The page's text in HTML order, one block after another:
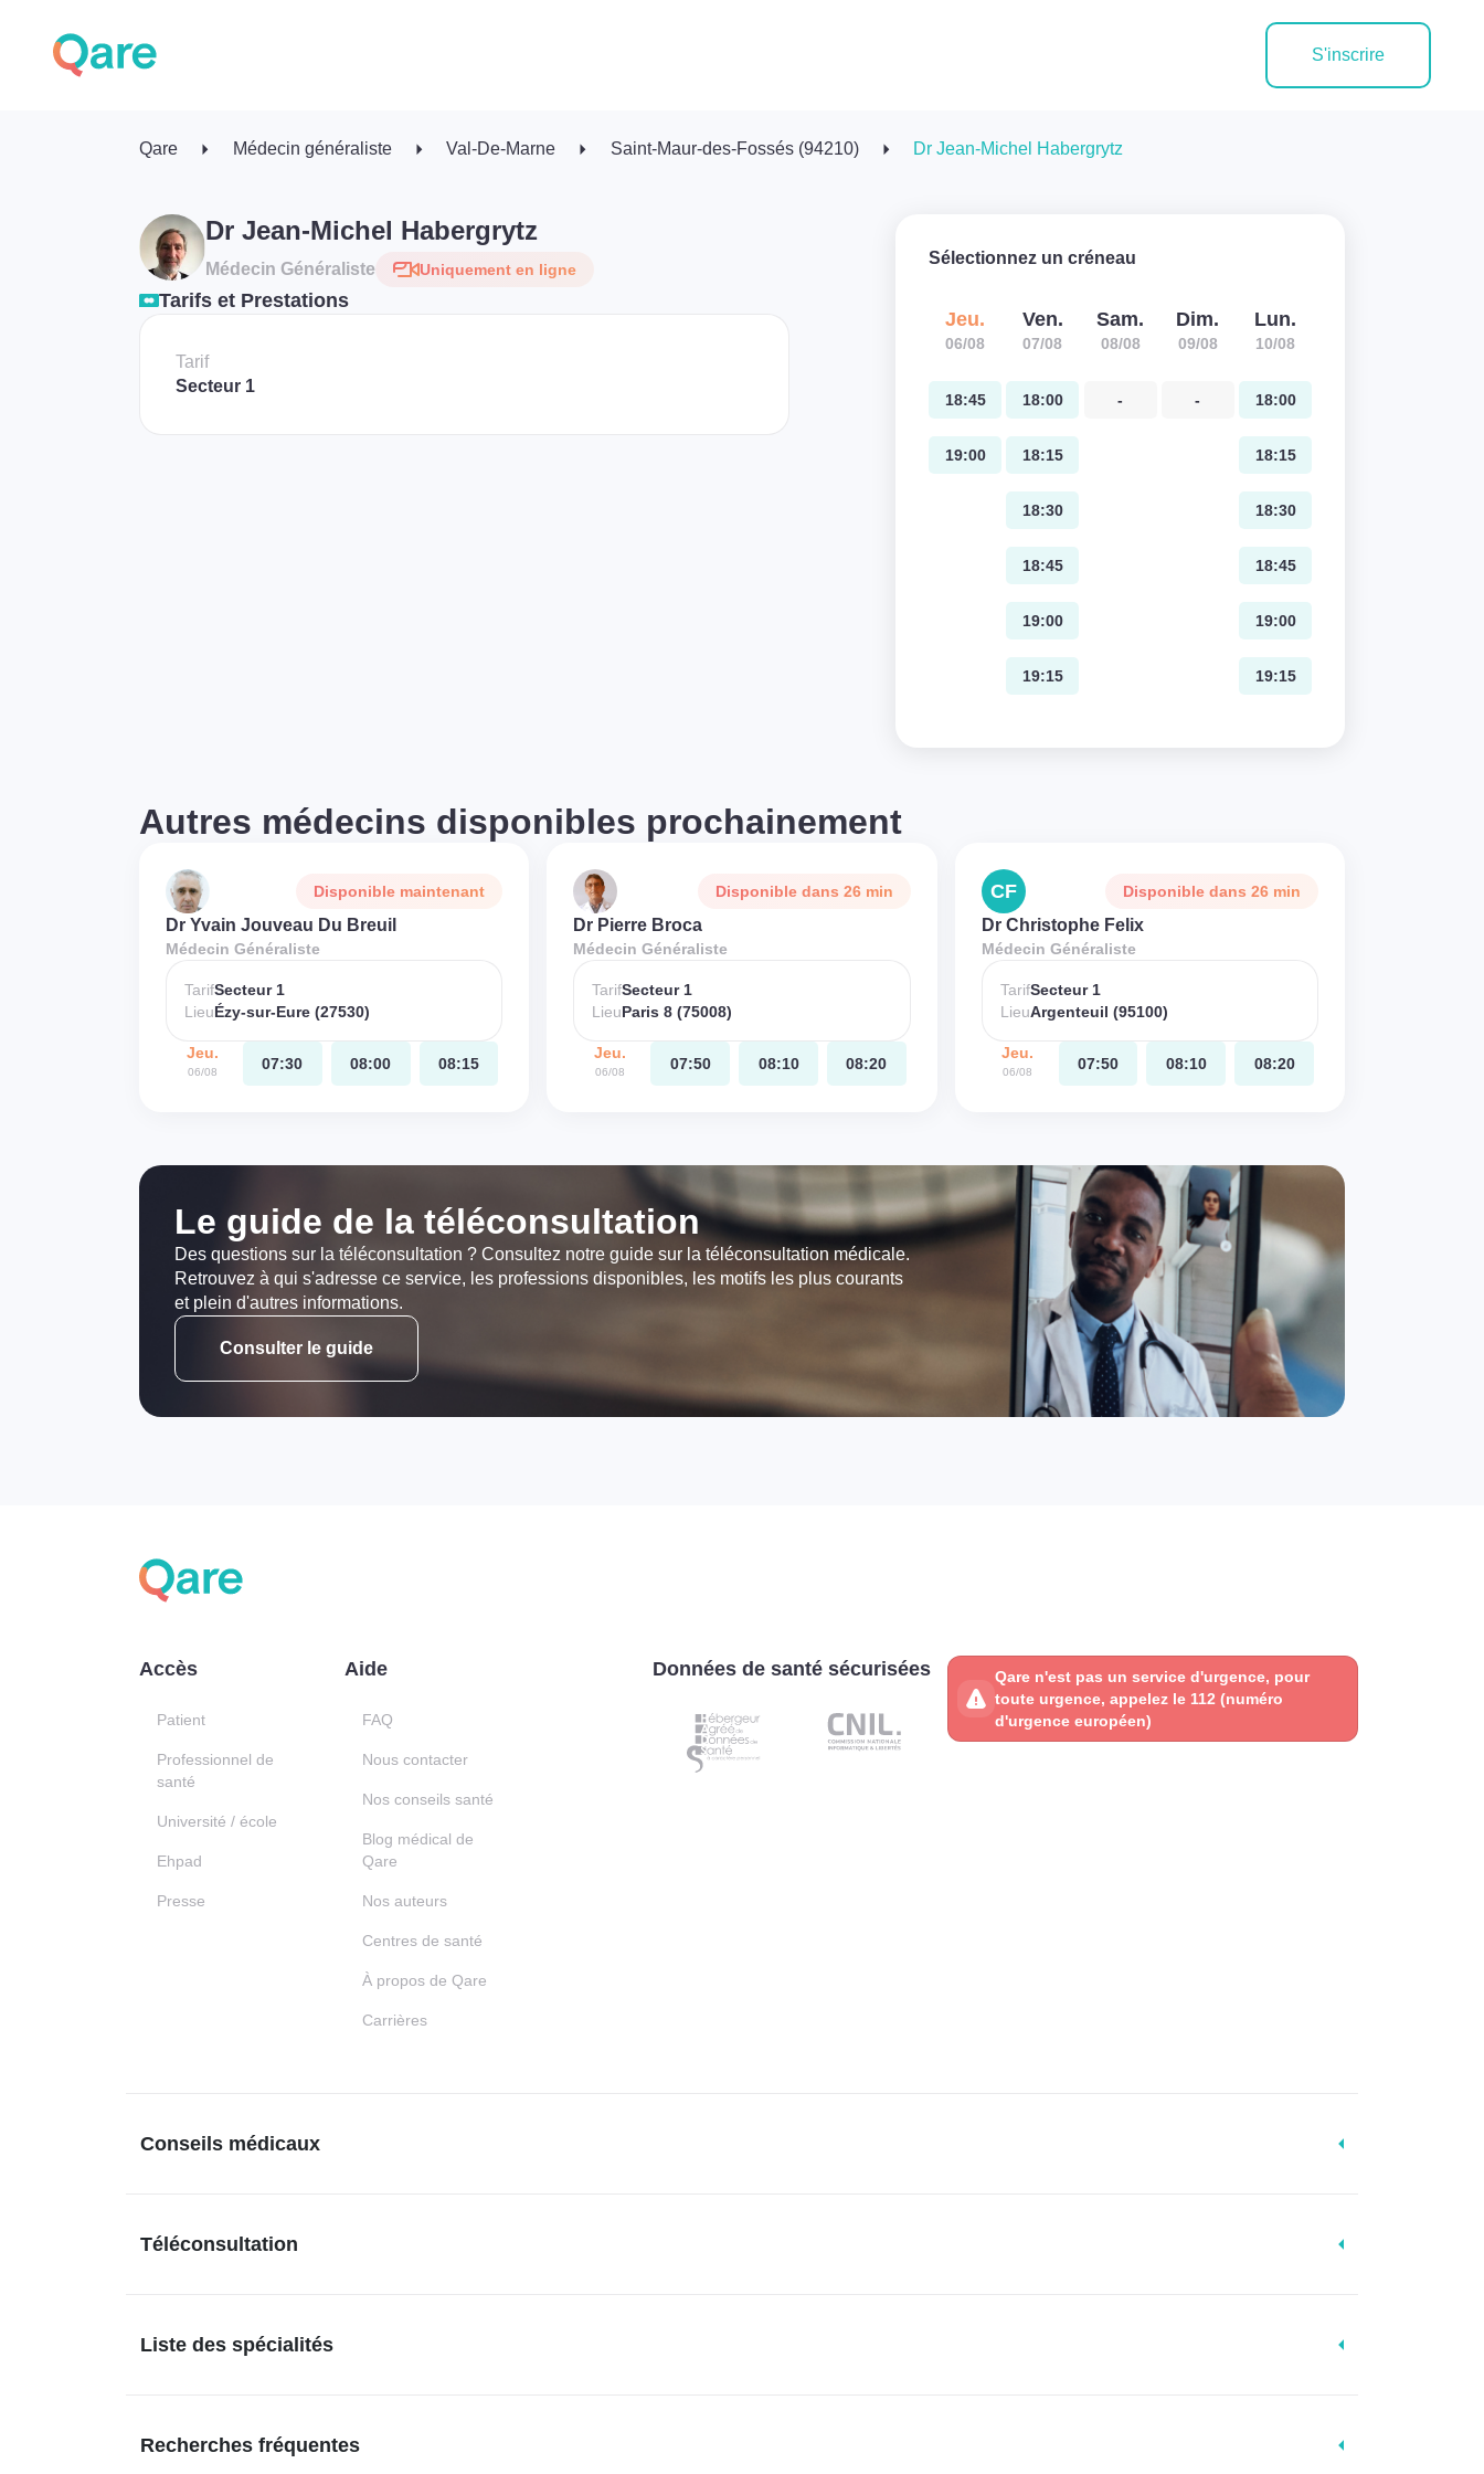
S'inscrire
Qare Médecin généraliste Val-De-Marne Saint-Maur-des-Fossés (94210) Dr Jean-Michel Habergrytz
Dr Jean-Michel Habergrytz
Médecin Généraliste Uniquement en ligne
Tarifs et Prestations
Tarif
Secteur 1
Sélectionnez un créneau
Jeu.
06/08
18:45
19:00
Ven.
07/08
18:00
18:15
18:30
18:45
19:00
19:15
Sam.
08/08
-
Dim.
09/08
-
Lun.
10/08
18:00
18:15
18:30
18:45
19:00
19:15
Autres médecins disponibles prochainement
Disponible maintenant
Dr Yvain Jouveau Du Breuil
Médecin Généraliste
TarifSecteur 1
LieuÉzy-sur-Eure (27530)
Jeu.
06/08 07:30 08:00 08:15
Disponible dans 26 min
Dr Pierre Broca
Médecin Généraliste
TarifSecteur 1
LieuParis 8 (75008)
Jeu.
06/08 07:50 08:10 08:20
CF Disponible dans 26 min
Dr Christophe Felix
Médecin Généraliste
TarifSecteur 1
LieuArgenteuil (95100)
Jeu.
06/08 07:50 08:10 08:20
Le guide de la téléconsultation
Des questions sur la téléconsultation ? Consultez notre guide sur la téléconsultation médicale.
Retrouvez à qui s'adresse ce service, les professions disponibles, les motifs les plus courants
et plein d'autres informations.
Consulter le guide
Accès
Patient
Professionnel de
santé
Université / école
Ehpad
Presse
Aide
FAQ
Nous contacter
Nos conseils santé
Blog médical de
Qare
Nos auteurs
Centres de santé
À propos de Qare
Carrières
Données de santé sécurisées
Qare n'est pas un service d'urgence, pour
toute urgence, appelez le 112 (numéro
d'urgence européen)
Conseils médicaux
Téléconsultation
Liste des spécialités
Recherches fréquentes